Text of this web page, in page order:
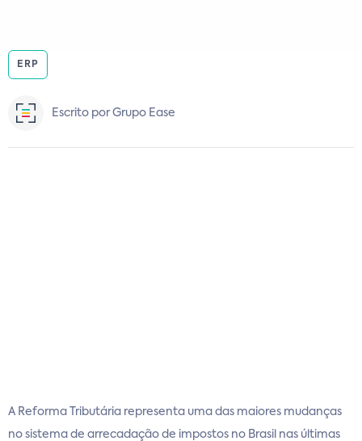
ERP
Escrito por Grupo Ease
A Reforma Tributária representa uma das maiores mudanças
no sistema de arrecadação de impostos no Brasil nas últimas